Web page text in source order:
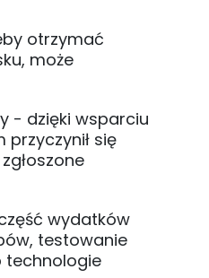
otrzymać
może
- dzięki wsparciu
przyczynił się
wydatków
testowanie
technologie